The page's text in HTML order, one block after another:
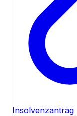
Insolvenzantrag